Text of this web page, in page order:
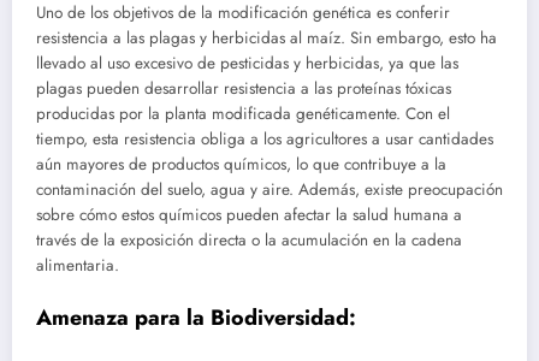
Uno de los objetivos de la modificación genética es conferir
resistencia a las plagas y herbicidas al maíz. Sin embargo, esto ha
llevado al uso excesivo de pesticidas y herbicidas, ya que las
plagas pueden desarrollar resistencia a las proteínas tóxicas
producidas por la planta modificada genéticamente. Con el
tiempo, esta resistencia obliga a los agricultores a usar cantidades
aún mayores de productos químicos, lo que contribuye a la
contaminación del suelo, agua y aire. Además, existe preocupación
sobre cómo estos químicos pueden afectar la salud humana a
través de la exposición directa o la acumulación en la cadena
alimentaria.
Amenaza para la Biodiversidad: